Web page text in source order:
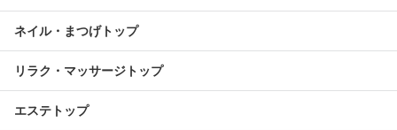
ネイル・まつげトップ
リラク・マッサージトップ
エステトップ